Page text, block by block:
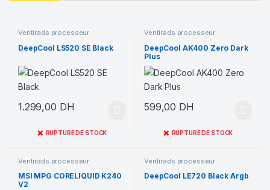
Ventirads processeur
DeepCool LS520 SE Black
1.299,00 DH
❌ RUPTURE DE STOCK
Ventirads processeur
DeepCool AK400 Zero Dark
Plus
599,00 DH
❌ RUPTURE DE STOCK
Ventirads processeur
MSI MPG CORELIQUID K240
V2
Ventirads processeur
DeepCool LE720 Black Argb